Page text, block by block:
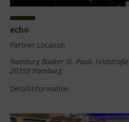
echo
Partner Location
Hamburg Bunker St. Pauli, Feldstraße
20359 Hamburg
Detailinformation